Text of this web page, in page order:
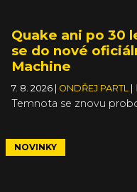
Quake ani po 30
se do nové
Machine
7. 8. 2026 | ONDŘEJ PARTL |
Temnota se znovu
NOVINKY